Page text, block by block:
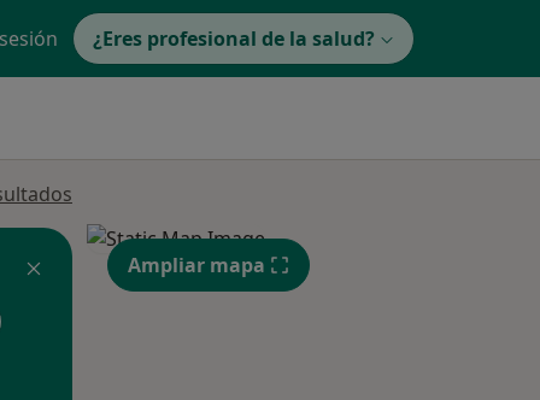
¿Eres profesional de la salud?
Ampliar mapa